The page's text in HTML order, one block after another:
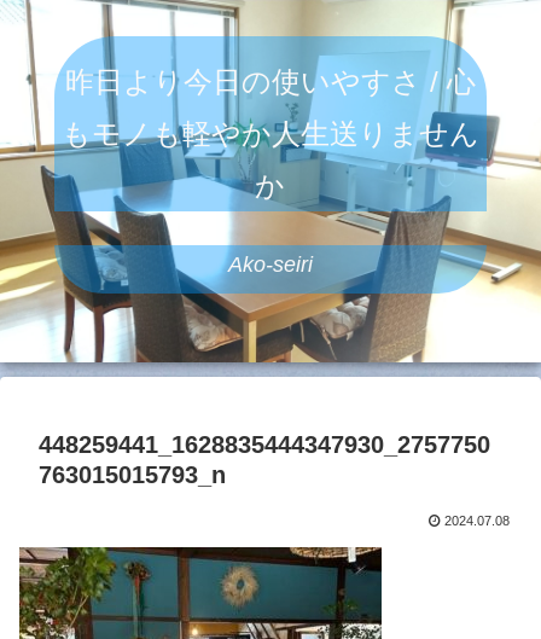
昨日より今日の使いやすさ / 心
もモノも軽やか人生送りません
か
Ako-seiri
448259441_1628835444347930_2757750
763015015793_n
2024.07.08